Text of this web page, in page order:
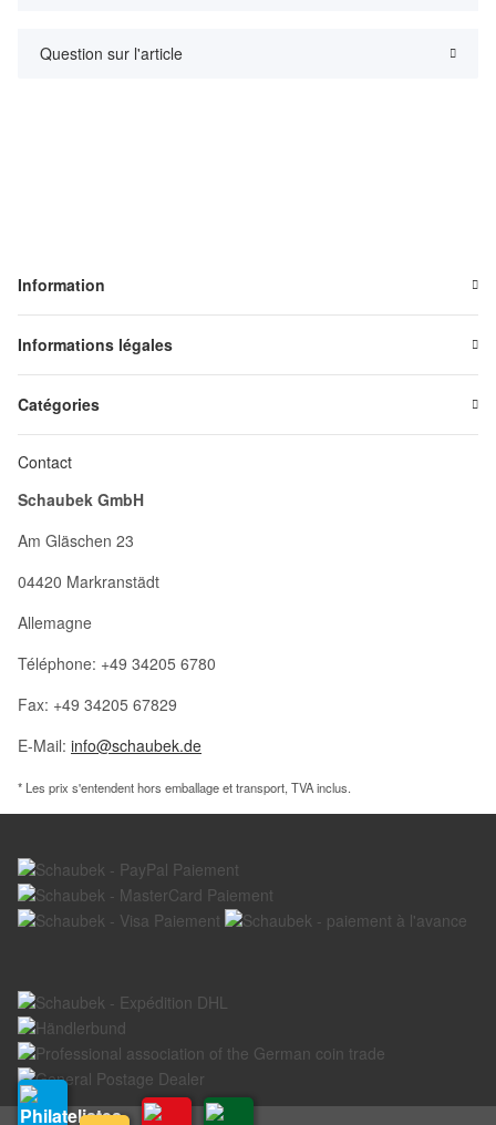
Question sur l'article
Information
Informations légales
Catégories
Contact
Schaubek GmbH
Am Gläschen 23
04420 Markranstädt
Allemagne
Téléphone: +49 34205 6780
Fax: +49 34205 67829
E-Mail: info@schaubek.de
* Les prix s'entendent hors emballage et transport, TVA inclus.